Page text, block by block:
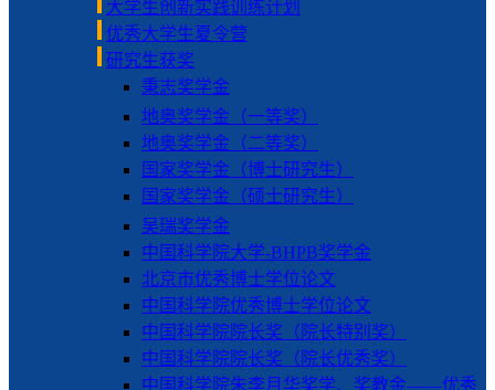
大学生创新实践训练计划
优秀大学生夏令营
研究生获奖
秉志奖学金
地奥奖学金（一等奖）
地奥奖学金（二等奖）
国家奖学金（博士研究生）
国家奖学金（硕士研究生）
吴瑞奖学金
中国科学院大学-BHPB奖学金
北京市优秀博士学位论文
中国科学院优秀博士学位论文
中国科学院院长奖（院长特别奖）
中国科学院院长奖（院长优秀奖）
中国科学院朱李月华奖学、奖教金——优秀